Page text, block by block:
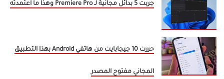
جربت 5 بدائل مجانية لـ Premiere Pro وهذا ما اعتمدته
حررت 10 جيجابايت من هاتفي Android بهذا التطبيق
المجاني مفتوح المصدر